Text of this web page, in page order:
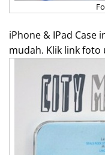
iPhone & IPad Case
mudah. Klik link